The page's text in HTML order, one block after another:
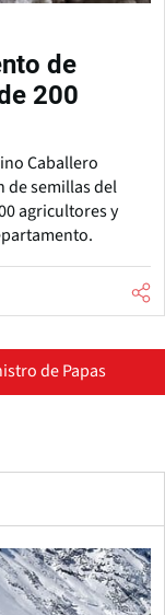
de
200
Caballero
de semillas del
agricultores y
de Papas